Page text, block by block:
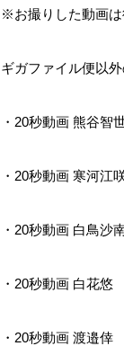
※お撮りした動画
ギガファイル便以
・ 20秒動画 熊谷智
・ 20秒動画 寒河江
・ 20秒動画 白鳥沙
・ 20秒動画 白花悠
・ 20秒動画 渡邉倖